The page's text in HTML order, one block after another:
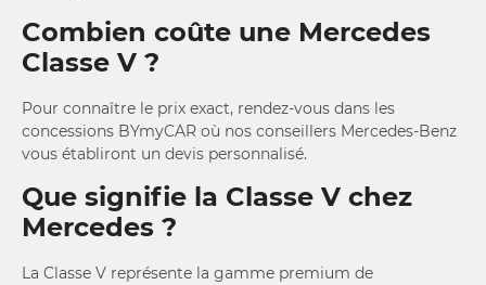
Combien coûte une Mercedes
Classe V ?
Pour connaître le prix exact, rendez-vous dans les
concessions BYmyCAR où nos conseillers Mercedes-Benz
vous établiront un devis personnalisé.
Que signifie la Classe V chez
Mercedes ?
La Classe V représente la gamme premium de